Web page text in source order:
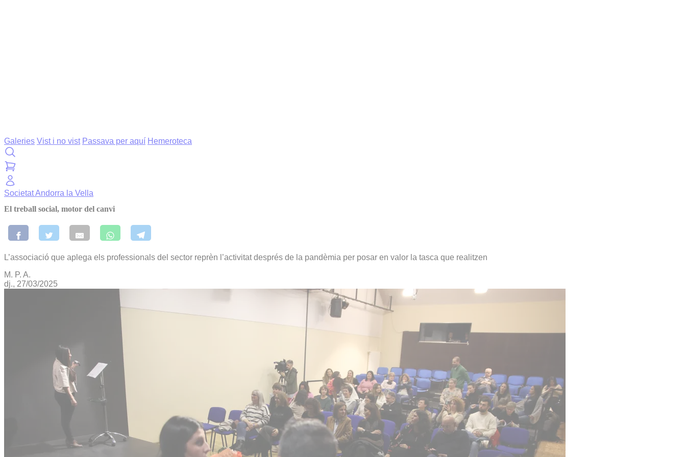
Galeries Vist i no vist Passava per aquí Hemeroteca
SocietatAndorra la Vella
El treball social, motor del canvi
L’associació que aplega els professionals del sector reprèn l’activitat després de la pandèmia per posar en valor la tasca que realitzen
M. P. A.
dj., 27/03/2025